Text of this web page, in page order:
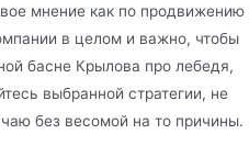
мнение как по продвижению
в целом и важно, чтобы
басне Крылова про лебедя,
выбранной стратегии, не
без весомой на то причины.